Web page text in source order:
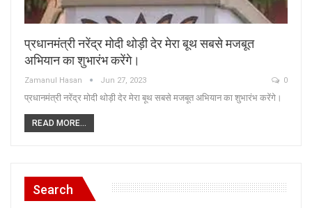
प्रधानमंत्री नरेंद्र मोदी थोड़ी देर मेरा बूथ सबसे मजबूत
अभियान का शुभारंभ करेंगे।
Zamanul Hasan Jun 27, 2023 0
प्रधानमंत्री नरेंद्र मोदी थोड़ी देर मेरा बूथ सबसे मजबूत अभियान का शुभारंभ करेंगे।
READ MORE...
Search